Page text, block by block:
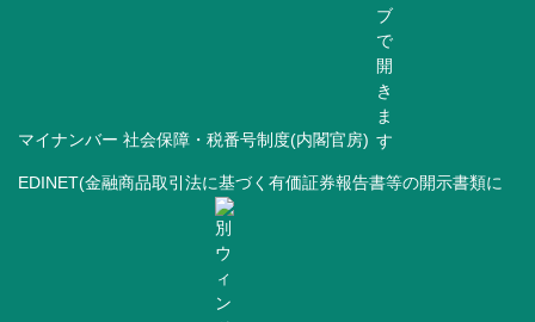
マイナンバー 社会保障・税番号制度(内閣官房)
EDINET(金融商品取引法に基づく有価証券報告書等の開示書類に